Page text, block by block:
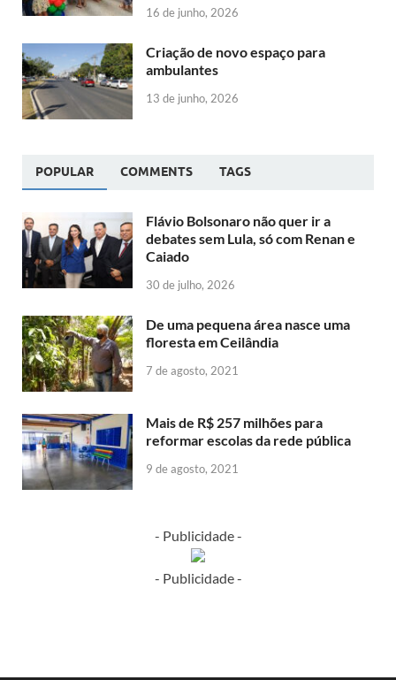
16 de junho, 2026
Criação de novo espaço para
ambulantes
13 de junho, 2026
POPULAR COMMENTS TAGS
Flávio Bolsonaro não quer ir a
debates sem Lula, só com Renan e
Caiado
30 de julho, 2026
De uma pequena área nasce uma
floresta em Ceilândia
7 de agosto, 2021
Mais de R$ 257 milhões para
reformar escolas da rede pública
9 de agosto, 2021
- Publicidade -
- Publicidade -